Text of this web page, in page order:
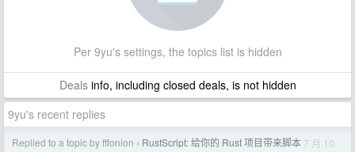
Per 9yu's settings, the topics list is hidden
Dealsinfo, including closed deals, is not hidden
9yu's recent replies
Replied to a topic by fffonion › RustScript: 给你的 Rust 项目带来脚本 7 月 10